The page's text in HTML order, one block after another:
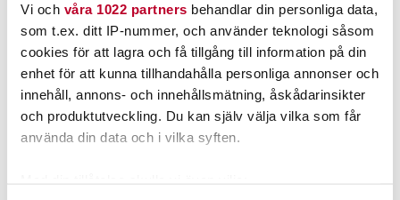
Vi och våra 1022 partners behandlar din personliga data,
som t.ex. ditt IP-nummer, och använder teknologi såsom
cookies för att lagra och få tillgång till information på din
enhet för att kunna tillhandahålla personliga annonser och
innehåll, annons- och innehållsmätning, åskådarinsikter
och produktutveckling. Du kan själv välja vilka som får
använda din data och i vilka syften.
Mikado Fastlockhake med
lekande 10st.
Nuvarande pris:
19,00 krTidigare pris:
19,00 kr
21,00 kr
LÄS MER
Berkley Power Bait Pulse
Spintail 14g.
Nuvarande pris:
79,00 krTidigare pris:
99,00 kr
79,00 kr
99,00 kr